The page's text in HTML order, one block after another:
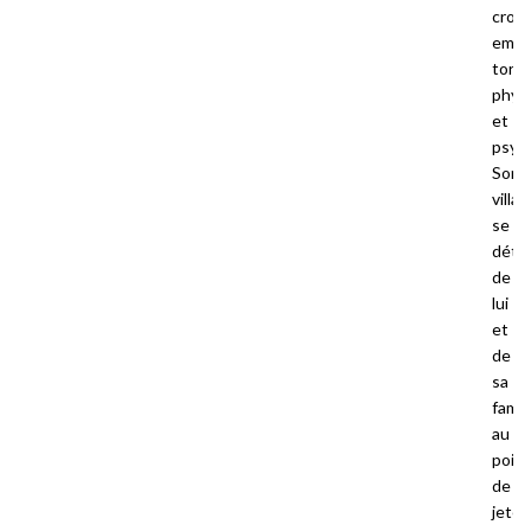
croix
et
Son
se
de
lui
et
de
sa
au
point
de
jeter